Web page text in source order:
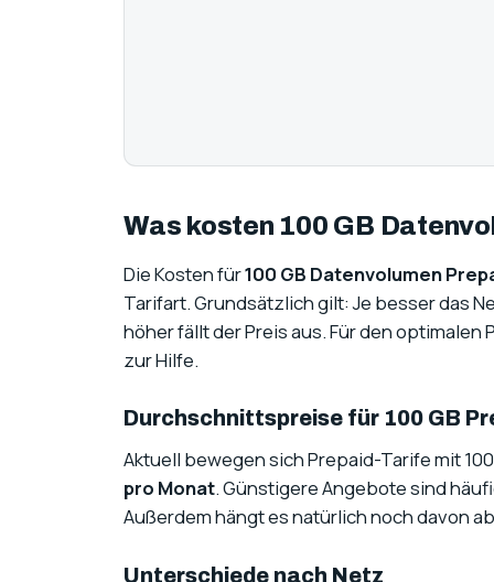
Was kosten 100 GB
Die Kosten für100 GB Datenvolumen
Tarifart. Grundsätzlich gilt: Je besser das
höher fällt der Preis aus. Für den
zur Hilfe.
Durchschnittspreise für 100 GB
Aktuell bewegen sich Prepaid-Tarife mit
pro Monat. Günstigere Angebote sind
Außerdem hängt es natürlich noch davon
Unterschiede nach Netz